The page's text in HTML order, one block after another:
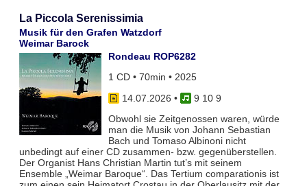
La Piccola Serenissimia
Musik für den Grafen Watzdorf
Weimar Barock
Rondeau ROP6282
1 CD • 70min • 2025
14.07.2026 •
9 10 9
Obwohl sie Zeitgenossen waren, würde
man die Musik von Johann Sebastian
Bach und Tomaso Albinoni nicht
unbedingt auf einer CD zusammen- bzw. gegenüberstellen.
Der Organist Hans Christian Martin tut’s mit seinem
Ensemble „Weimar Baroque“. Das Tertium comparationis ist